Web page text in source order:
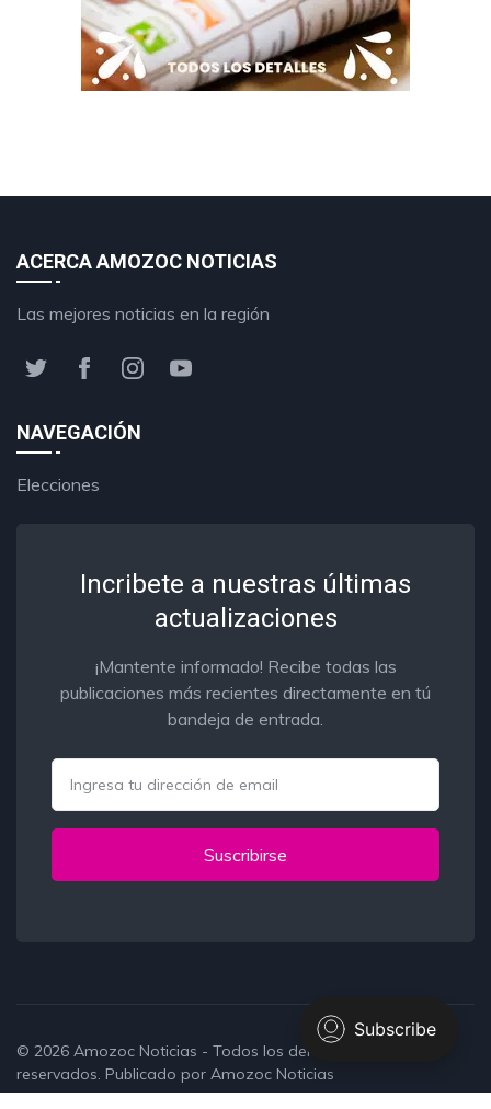
ACERCA AMOZOC NOTICIAS
Las mejores noticias en la región
NAVEGACIÓN
Elecciones
Incribete a nuestras últimas
actualizaciones
¡Mantente informado! Recibe todas las
publicaciones más recientes directamente en tú
bandeja de entrada.
Suscribirse
© 2026 Amozoc Noticias - Todos los derechos
reservados. Publicado por Amozoc Noticias